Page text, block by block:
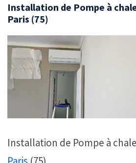
Installation de Pompe à
Paris (75)
Installation de Pompe à